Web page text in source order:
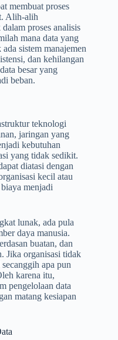
membuat proses
Alih-alih
proses analisis
mana data yang
sistem manajemen
dan kehilangan
besar yang
beban.
teknologi
jaringan yang
kebutuhan
yang tidak sedikit.
diatasi dengan
kecil atau
menjadi
lunak, ada pula
daya manusia.
buatan, dan
Jika organisasi tidak
apa pun
karena itu,
pengelolaan data
matang kesiapan